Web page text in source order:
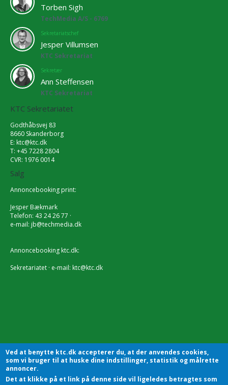
Torben Sigh
TechMedia A/S - 6769
Sekretariatschef
Jesper Villumsen
KTC Sekretariat
Sekretær
Ann Steffensen
KTC Sekretariat
KTC Sekretariatet
Godthåbsvej 83
8660 Skanderborg
E: ktc@ktc.dk
T: +45 7228 2804
CVR: 1976 0014
Salg
Annoncebooking print:
Jesper Bækmark
Telefon: 43 24 26 77 ·
e-mail: jb@techmedia.dk
Annoncebooking ktc.dk:
Sekretariatet · e-mail: ktc@ktc.dk
Ved at benytte ktc.dk accepterer du, at der anvendes cookies,
som vi bruger til at huske dine indstillinger, statistik og målrette
annoncer.
Det at klikke på et link på denne side vil ligeledes betragtes som